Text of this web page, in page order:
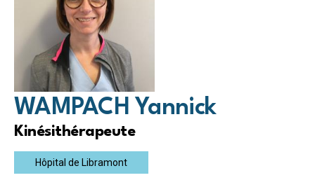
WAMPACH Yannick
Kinésithérapeute
Hôpital de Libramont